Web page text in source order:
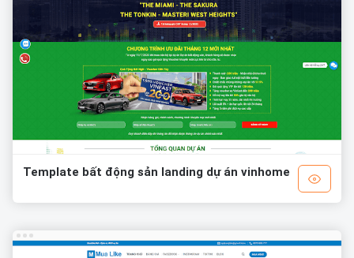
Template bất động sản landing dự án vinhome